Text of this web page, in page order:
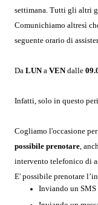
settimana. Tutti gli altri
Comunichiamo altresì
seguente orario di
Da LUNa VENdalle
Infatti, solo in questo
Cogliamo l'occasione
possibile prenotare ,
intervento telefonico di
E' possibile prenotare
Inviando un SMS